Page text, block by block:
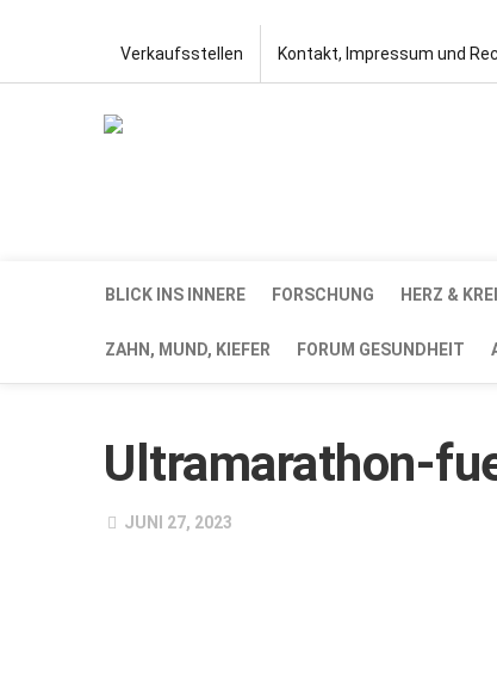
Verkaufsstellen Kontakt, Impressum und
BLICK INS INNERE FORSCHUNG HERZ &
ZAHN, MUND, KIEFER FORUM GESUNDHEIT
Ultramarathon-
JUNI 27, 2023